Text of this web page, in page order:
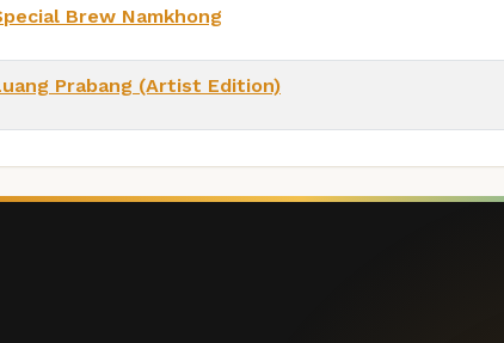
Brew Namkhong
Prabang (Artist Edition)